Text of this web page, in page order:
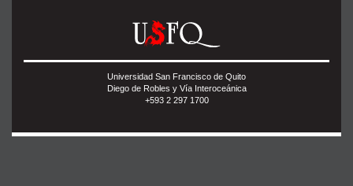
Universidad San Francisco de Quito
Diego de Robles y Vía Interoceánica
+593 2 297 1700